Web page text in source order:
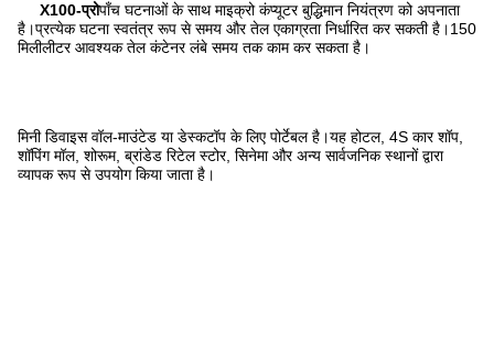
X100-प्रोपाँच घटनाओं के साथ माइक्रो कंप्यूटर बुद्धिमान नियंत्रण को अपनाता
है।प्रत्येक घटना स्वतंत्र रूप से समय और तेल एकाग्रता निर्धारित कर सकती है।150
मिलीलीटर आवश्यक तेल कंटेनर लंबे समय तक काम कर सकता है।
मिनी डिवाइस वॉल-माउंटेड या डेस्कटॉप के लिए पोर्टेबल है।यह होटल, 4S कार शॉप,
शॉपिंग मॉल, शोरूम, ब्रांडेड रिटेल स्टोर, सिनेमा और अन्य सार्वजनिक स्थानों द्वारा
व्यापक रूप से उपयोग किया जाता है।